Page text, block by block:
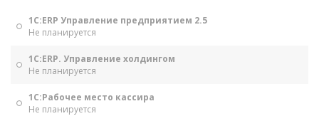
1С:ERP Управление предприятием 2.5
Не планируется
1С:ERP. Управление холдингом
Не планируется
1С:Рабочее место кассира
Не планируется